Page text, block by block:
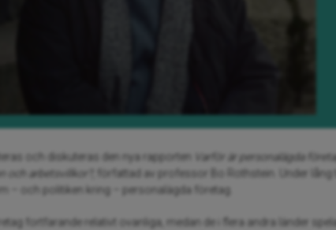
och diskuteras den nya rapporten
Varför är personalägda
och arbetsvillkor?
, författad av professor Bo Rothstein. Under lång
– och politiken kring – personalägda företag.
fortfarande relativt ovanliga, medan de i flera andra länder